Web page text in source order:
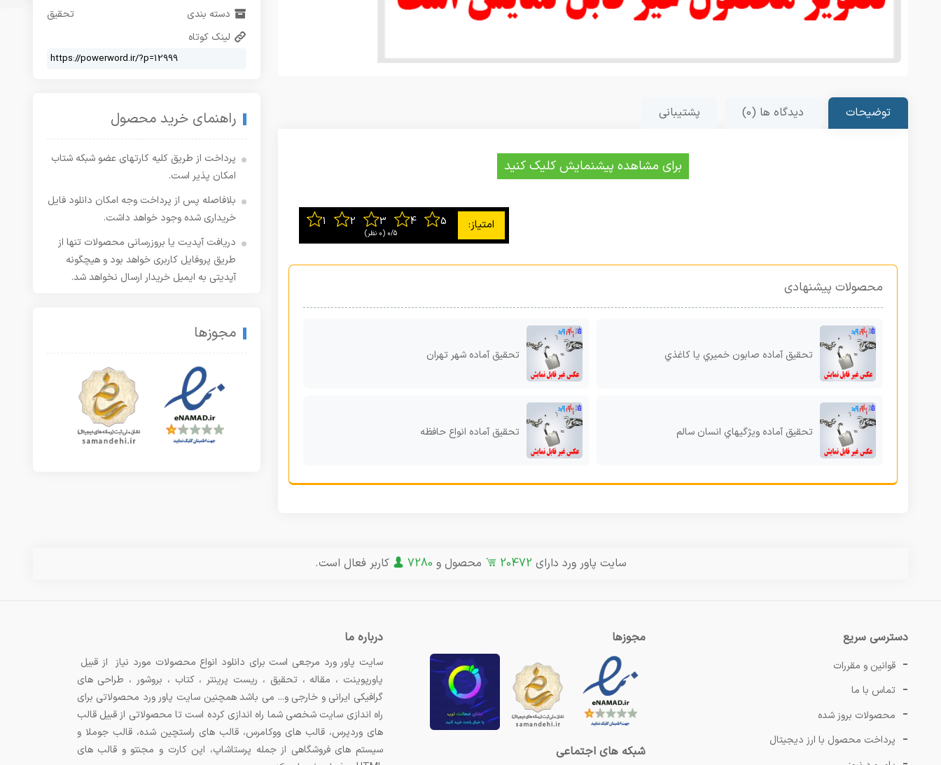
توضیحات دیدگاه ها (0) پشتیبانی
برای مشاهده پیشنمایش کلیک کنید
0/5 ‫(0 نظر)
محصولات پیشنهادی
تحقیق آماده صابون خمیري یا کاغذي تحقیق آماده شهر تهران
تحقیق آماده ویژگیهاي انسان سالم تحقیق آماده انواع حافظه
دسته بندی
تحقیق
لینک کوتاه
راهنمای خرید محصول
پرداخت از طریق کلیه کارتهای عضو شبکه شتاب
امکان پذیر است.
بلافاصله پس از پرداخت وجه امکان دانلود فایل
خریداری شده وجود خواهد داشت.
دریافت آپدیت یا بروزرسانی محصولات تنها از
طریق پروفایل کاربری خواهد بود و هیچگونه
آپدیتی به ایمیل خریدار ارسال نخواهد شد.
مجوزها
سایت پاور ورد دارای 20472 محصول و 7280 کاربر فعال است.
دسترسی سریع
قوانین و مقررات
تماس با ما
محصولات بروز شده
پرداخت محصول با ارز دیجیتال
مجوزها
شبکه های اجتماعی
درباره ما
سایت پاور ورد مرجعی است برای دانلود انواع محصولات مورد نیاز از قبیل
پاورپوینت ، مقاله ، تحقیق ، ریست پرینتر ، کتاب ، بروشور ، طراحی های
گرافیکی ایرانی و خارجی و... می باشد همچنین سایت پاور ورد محصولاتی برای
راه اندازی سایت شخصی شما راه اندازی کرده است تا محصولاتی از قبیل قالب
های وردپرس، قالب های ووکامرس، قالب های راستچین شده، قالب جوملا و
سیستم های فروشگاهی از جمله پرستاشاپ، اپن کارت و مجنتو و قالب های